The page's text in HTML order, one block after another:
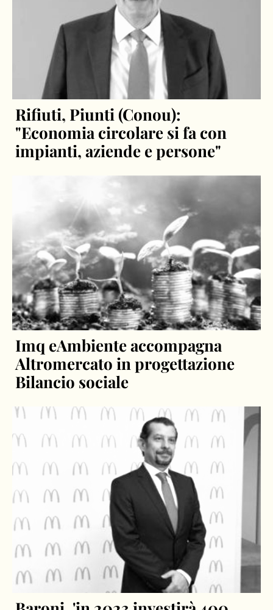
Rifiuti, Piunti (Conou):
"Economia circolare si fa con
impianti, aziende e persone"
Imq eAmbiente accompagna
Altromercato in progettazione
Bilancio sociale